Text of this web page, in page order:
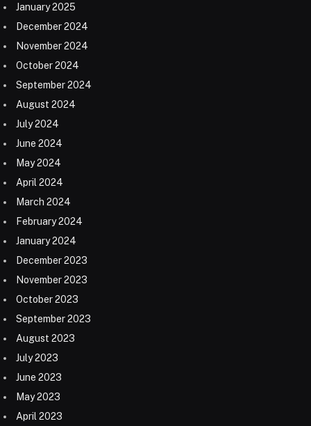
January 2025
December 2024
November 2024
October 2024
September 2024
August 2024
July 2024
June 2024
May 2024
April 2024
March 2024
February 2024
January 2024
December 2023
November 2023
October 2023
September 2023
August 2023
July 2023
June 2023
May 2023
April 2023